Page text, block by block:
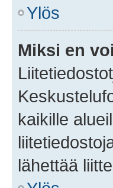
Ylös
Miksi en
kaikille
lähettää